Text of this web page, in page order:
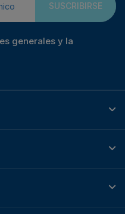
SUSCRIBIRSE
generales y la